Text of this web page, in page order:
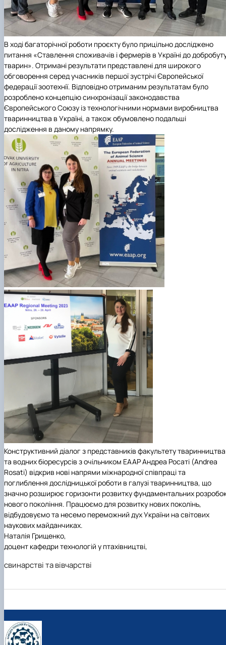
В ході багаторічної роботи проєкту було прицільно досліджено
питання «Ставлення споживачів і фермерів в Україні до
тварин». Отримані результати представлені для широкого
обговорення серед учасників першої зустрічі Європейської
федерації зоотехнії. Відповідно отриманим результатам було
розроблено концепцію синхронізації законодавства
Європейського Союзу із технологічними нормами виробництва
тваринництва в Україні, а також обумовлено подальші
дослідження в даному напрямку.
Конструктивний діалог з представників факультету тваринництва
та водних біоресурсів зочільником EAAPАндреа Росаті (Andrea
Rosati) відкрив нові напрями міжнародної співпраці та
поглиблення дослідницької роботи в галузі тваринництва, що
значно розширює горизонти розвитку фундаментальних
нового покоління. Працюємо для розвитку нових поколінь,
відбудовуємо та несемо переможний дух України на світових
наукових майданчиках.
Наталія Грищенко,
доцент кафедри технологій у птахівництві,
свинарстві та вівчарстві